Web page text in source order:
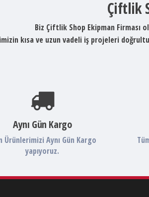
Çiftlik
Biz Çiftlik Shop Ekipman Firması
kısa ve uzun vadeli iş projeleri
Aynı Gün Kargo
Ürünlerimizi Aynı Gün Kargo
yapıyoruz.